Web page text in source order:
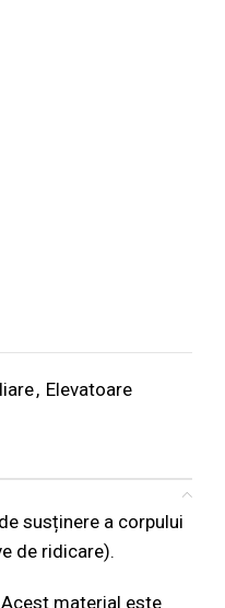
, Elevatoare
susținere a corpului
de ridicare).
material este